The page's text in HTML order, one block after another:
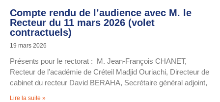
Compte rendu de l’audience avec M. le
Recteur du 11 mars 2026 (volet
contractuels)
19 mars 2026
Présents pour le rectorat : M. Jean-François CHANET,
Recteur de l’académie de Créteil Madjid Ouriachi, Directeur de
cabinet du recteur David BERAHA, Secrétaire général adjoint,
Lire la suite »